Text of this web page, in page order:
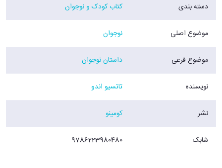
دسته بندی کتاب کودک و نوجوان
موضوع اصلی نوجوان
موضوع فرعی داستان نوجوان
نویسنده تاتسیو اندو
نشر کومینو
شابک 9786223980480